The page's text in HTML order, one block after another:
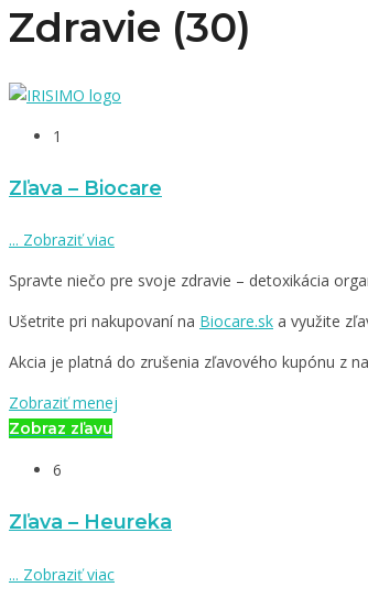
Zdravie (30)
1
Zľava – Biocare
... Zobraziť viac
Spravte niečo pre svoje zdravie – detoxikácia
Ušetrite pri nakupovaní na Biocare.sk a využite
Akcia je platná do zrušenia zľavového kupónu z
Zobraziť menej
Zobraz zľavu
6
Zľava – Heureka
... Zobraziť viac